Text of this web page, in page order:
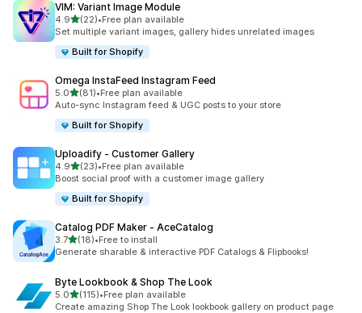
VIM: Variant Image Module
4.9เต็ม 5 ดาว
(22)
ทั้งหมด 22 รีวิว
•Free plan available
Set multiple variant images, gallery hides unrelated images
Built for Shopify
Omega InstaFeed Instagram Feed
5.0เต็ม 5 ดาว
(81)
ทั้งหมด 81 รีวิว
•Free plan available
Auto-sync Instagram feed & UGC posts to your store
Built for Shopify
Uploadify ‑ Customer Gallery
4.9เต็ม 5 ดาว
(23)
ทั้งหมด 23 รีวิว
•Free plan available
Boost social proof with a customer image gallery
Built for Shopify
Catalog PDF Maker ‑ AceCatalog
3.7เต็ม 5 ดาว
(18)
ทั้งหมด 18 รีวิว
•Free to install
Generate sharable & interactive PDF Catalogs & Flipbooks!
Byte Lookbook & Shop The Look
5.0เต็ม 5 ดาว
(115)
ทั้งหมด 115 รีวิว
•Free plan available
Create amazing Shop The Look lookbook gallery on product page